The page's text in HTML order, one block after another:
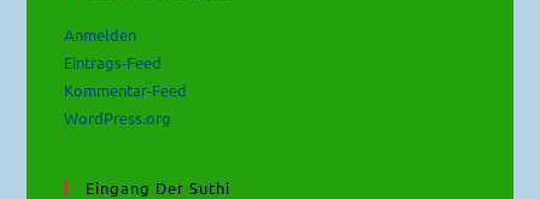
Anmelden
Eintrags-Feed
Kommentar-Feed
WordPress.org
Eingang Der Suthi